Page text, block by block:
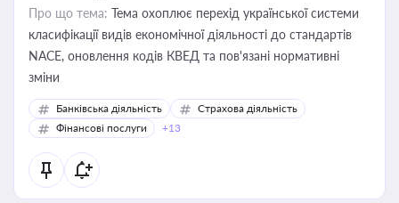
Про що тема: Тема охоплює перехід української системи
класифікації видів економічної діяльності до стандартів
NACE, оновлення кодів КВЕД та пов'язані нормативні
зміни
Банківська діяльність
Страхова діяльність
Фінансові послуги
+13